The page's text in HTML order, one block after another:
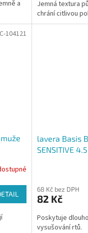
a
Jemná textura
chrání citlivou
vysoušením.
104121
lavera Basis
SENSITIVE
68 Kč bez DPH
82 Kč
Poskytuje
vysušování rtů.